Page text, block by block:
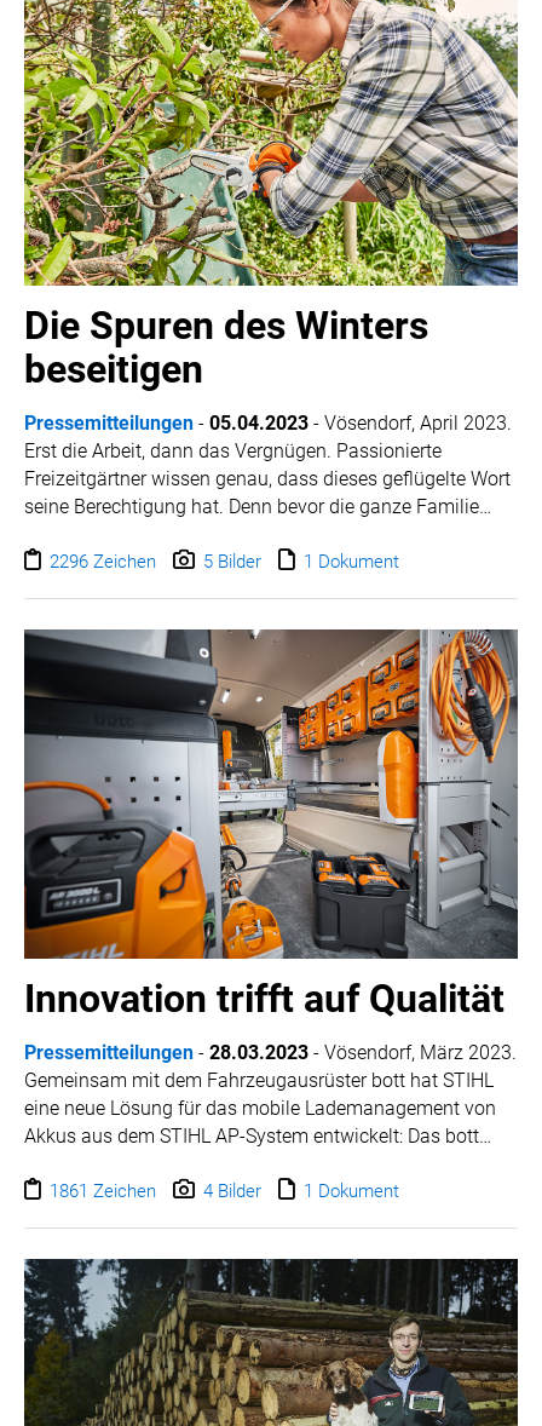
Die Spuren des Winters
beseitigen
Pressemitteilungen - 05.04.2023 - Vösendorf, April 2023.
Erst die Arbeit, dann das Vergnügen. Passionierte
Freizeitgärtner wissen genau, dass dieses geflügelte Wort
seine Berechtigung hat. Denn bevor die ganze Familie
warten dort noch so einige Aufgaben, die zu erledigen
es daher nicht. Mit den richtigen Tipps und passenden
Geräten können es sich Hausbesitzer dabei einfach
machen.
2296 Zeichen 5 Bilder 1 Dokument
Innovation trifft auf Qualität
Pressemitteilungen - 28.03.2023 - Vösendorf, März 2023.
Gemeinsam mit dem Fahrzeugausrüster bott hat STIHL
eine neue Lösung für das mobile Lademanagement von
Akkus aus dem STIHL AP-System entwickelt: Das bott
einem Standard-Regalsystem und lässt sich für eine
ausgestattet und bietet je nach Ausstattungsvariante bis
zu 56 Akkusteckplätze im Laderaum.
1861 Zeichen 4 Bilder 1 Dokument